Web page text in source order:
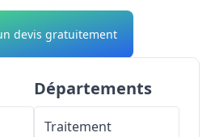
devis gratuitement
Départements
Traitement